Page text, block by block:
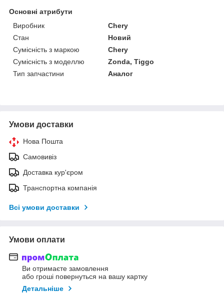
Основні атрибути
Виробник
Chery
Стан
Новий
Сумісність з маркою
Chery
Сумісність з моделлю
Zonda, Tiggo
Тип запчастини
Аналог
Умови доставки
Нова Пошта
Самовивіз
Доставка кур'єром
Транспортна компанія
Всі умови доставки
Умови оплати
Ви отримаєте замовлення
або гроші повернуться на вашу картку
Детальніше